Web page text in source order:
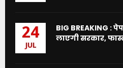
24
JUL
BIG BREAKING :
लाएगी सरकार,